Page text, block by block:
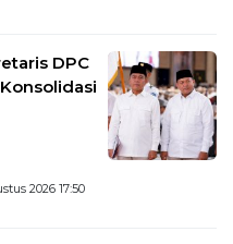
DPC
2026 17:50